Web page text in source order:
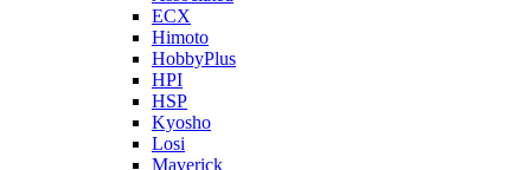
ECX
Himoto
HobbyPlus
HPI
HSP
Kyosho
Losi
Maverick